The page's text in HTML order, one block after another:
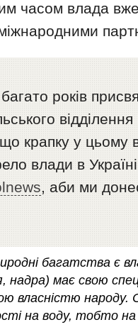
часом влада
років
крапку у цьому
влади в
, аби ми
багатства є
надра) має свою
власністю
на воду, тобто на